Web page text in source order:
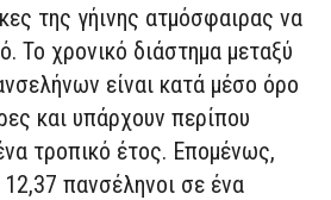
της γήινης ατμόσφαιρας να
Το χρονικό διάστημα μεταξύ
είναι κατά μέσο όρο
και υπάρχουν περίπου
τροπικό έτος. Επομένως,
πανσέληνοι σε ένα